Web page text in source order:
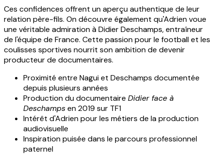
Ces confidences offrent un aperçu authentique de leur
relation père-fils. On découvre également qu'Adrien voue
une véritable admiration à Didier Deschamps, entraîneur
de l'équipe de France. Cette passion pour le football et les
coulisses sportives nourrit son ambition de devenir
producteur de documentaires.
Proximité entre Nagui et Deschamps documentée
depuis plusieurs années
Production du documentaire Didier face à
Deschampsen 2019 sur TF1
Intérêt d'Adrien pour les métiers de la production
audiovisuelle
Inspiration puisée dans le parcours professionnel
paternel